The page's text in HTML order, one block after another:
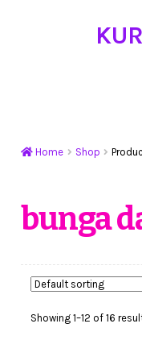
Workshop
My Account
Cart
Home Shop
bunga
Showing 1–12 of 16